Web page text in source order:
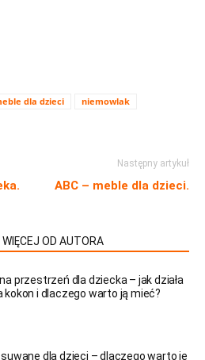
dla dzieci
niemowlak
Następny artykuł
ABC – meble dla dzieci.
WIĘCEJ OD AUTORA
przestrzeń dla dziecka – jak działa
kokon i dlaczego warto ją mieć?
dla dzieci – dlaczego warto je